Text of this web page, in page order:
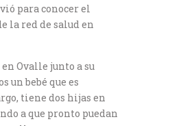
para conocer el
la red de salud en
Ovalle junto a su
un bebé que es
tiene dos hijas en
a que pronto puedan